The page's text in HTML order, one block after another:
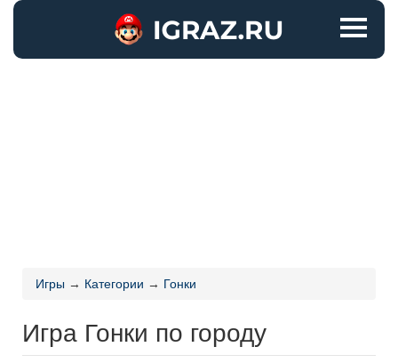
Игры → Категории → Гонки
Игра Гонки по городу